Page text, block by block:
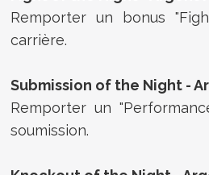
Remporter un bonus
carrière.
Submission of the Night -
Remporter un
soumission.